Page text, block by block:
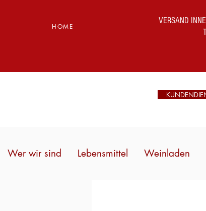
HOME
VERSAND
Wer wir sind Lebensmittel Weinladen